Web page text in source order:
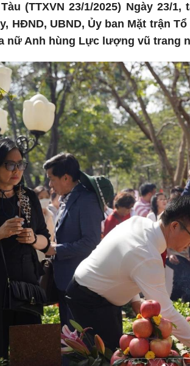
(TTXVN 23/1/2025) Ngày 23/
HĐND, UBND, Ủy ban Mặt trận
nữ Anh hùng Lực lượng vũ trang